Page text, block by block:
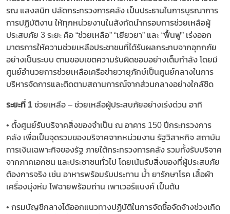
รณ แสงสนิท ปลัดกระทรวงการคลัง เป็นประธานในการบูรณาการ
การปฏิบัติงาน ให้ทุกหน่วยงานในสังกัดนำกรอบการช่วยเหลือผู้
ประสบภัย 3 ระยะ คือ “ช่วยเหลือ” “เยียวยา” และ “ฟื้นฟู” เร่งออก
มาตรการให้ความช่วยเหลือประชาชนที่ได้รับผลกระทบจากอุทกภัย
อย่างเป็นระบบ ตามขอบเขตความรับผิดชอบอย่างเต็มกำลัง โดยมี
ศูนย์อำนวยการช่วยเหลือเครือข่ายวายุภักษ์เป็นศูนย์กลางในการ
บริหารจัดการและติดตามสถานการณ์จากส่วนกลางอย่างใกล้ชิด
ระยะที่ 1 ช่วยเหลือ – ช่วยเหลือผู้ประสบภัยอย่างเร่งด่วน อาทิ
• ตั้งศูนย์รับบริจาคสิ่งของจำเป็น ณ อาคาร 150 ปีกระทรวงการ
คลัง เพื่อเป็นจุดรวมของบริจาคจากหน่วยงาน รัฐวิสาหกิจ สถาบัน
การเงินเฉพาะกิจของรัฐ ภายใต้กระทรวงการคลัง รวมทั้งรับบริจาค
จากภาคเอกชน และประชาชนทั่วไป โดยเน้นรับสิ่งของที่ผู้ประสบภัย
ต้องการจริง เช่น อาหารพร้อมรับประทาน น้ำ ยารักษาโรค เสื้อผ้า
เครื่องนุ่งห่ม ไฟฉายพร้อมถ่าน เพาเวอร์แบงค์ เป็นต้น
• กรมบัญชีกลางได้ออกแนวทางปฏิบัติในการจัดซื้อจัดจ้างช่วงเกิด